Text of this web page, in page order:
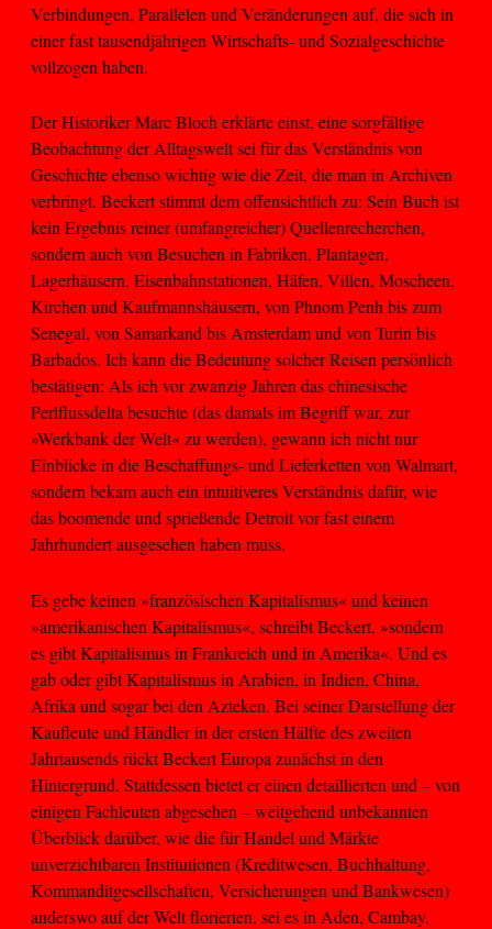
Verbindungen, Parallelen und Veränderungen auf, die sich in
einer fast tausendjährigen Wirtschafts- und Sozialgeschichte
vollzogen haben.
Der Historiker Marc Bloch erklärte einst, eine sorgfältige
Beobachtung der Alltagswelt sei für das Verständnis von
Geschichte ebenso wichtig wie die Zeit, die man in Archiven
verbringt. Beckert stimmt dem offensichtlich zu: Sein Buch ist
kein Ergebnis reiner (umfangreicher) Quellenrecherchen,
sondern auch von Besuchen in Fabriken, Plantagen,
Lagerhäusern, Eisenbahnstationen, Häfen, Villen, Moscheen,
Kirchen und Kaufmannshäusern, von Phnom Penh bis zum
Senegal, von Samarkand bis Amsterdam und von Turin bis
Barbados. Ich kann die Bedeutung solcher Reisen persönlich
bestätigen: Als ich vor zwanzig Jahren das chinesische
Perlflussdelta besuchte (das damals im Begriff war, zur
»Werkbank der Welt« zu werden), gewann ich nicht nur
Einblicke in die Beschaffungs- und Lieferketten von Walmart,
sondern bekam auch ein intuitiveres Verständnis dafür, wie
das boomende und sprießende Detroit vor fast einem
Jahrhundert ausgesehen haben muss.
Es gebe keinen »französischen Kapitalismus« und keinen
»amerikanischen Kapitalismus«, schreibt Beckert, »sondern
es gibt Kapitalismus in Frankreich und in Amerika«. Und es
gab oder gibt Kapitalismus in Arabien, in Indien, China,
Afrika und sogar bei den Azteken. Bei seiner Darstellung der
Kaufleute und Händler in der ersten Hälfte des zweiten
Jahrtausends rückt Beckert Europa zunächst in den
Hintergrund. Stattdessen bietet er einen detaillierten und – von
einigen Fachleuten abgesehen – weitgehend unbekannten
Überblick darüber, wie die für Handel und Märkte
unverzichtbaren Institutionen (Kreditwesen, Buchhaltung,
Kommanditgesellschaften, Versicherungen und Bankwesen)
anderswo auf der Welt florierten, sei es in Aden, Cambay,